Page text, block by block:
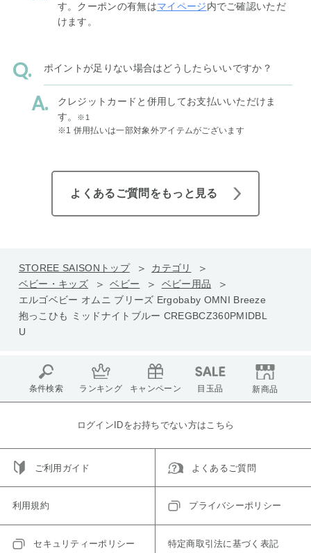
す。クーポンの有無はマイページ内でご確認いただ
けます。
ポイントが足りない場合はどうしたらいいですか？
クレジットカードと併用してお支払いいただけま
す。
※1
※1 併用払いは一部対象外アイテムがございます
よくあるご質問をもっと見る
STOREE SAISONトップ
カテゴリ
ベビー・キッズ
ベビー
ベビー用品
エルゴベビー オムニ ブリーズ Ergobaby OMNI Breeze
抱っこひも ミッドナイトブルー CREGBCZ360PMIDBL
U
条件検索 ランキング キャンペーン 目玉品 新商品
ログインIDをお持ちでない方はこちら
ご利用ガイド よくあるご質問
利用規約 プライバシーポリシー
セキュリティーポリシー 特定商取引法に基づく表記